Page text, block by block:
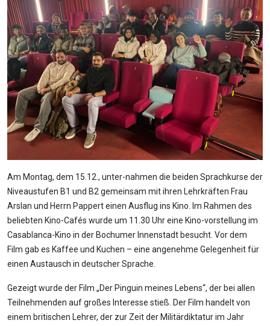
Am Montag, dem 15.12., unter-nahmen die beiden Sprachkurse der
Niveaustufen B1 und B2 gemeinsam mit ihren Lehrkräften Frau
Arslan und Herrn Pappert einen Ausflug ins Kino. Im Rahmen des
beliebten Kino-Cafés wurde um 11.30 Uhr eine Kino-vorstellung im
Casablanca-Kino in der Bochumer Innenstadt besucht. Vor dem
Film gab es Kaffee und Kuchen – eine angenehme Gelegenheit für
einen Austausch in deutscher Sprache.
Gezeigt wurde der Film „Der Pinguin meines Lebens“, der bei allen
Teilnehmenden auf großes Interesse stieß. Der Film handelt von
einem britischen Lehrer, der zur Zeit der Militärdiktatur im Jahr